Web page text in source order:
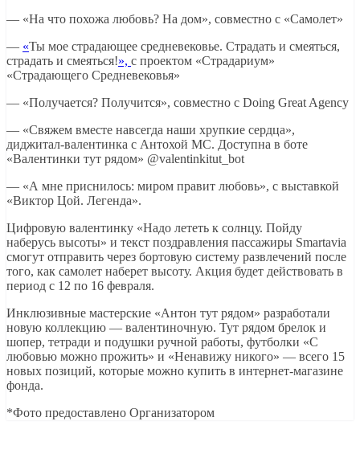
— «На что похожа любовь? На дом», совместно с «Самолет»
— «Ты мое страдающее средневековье. Страдать и смеяться,
страдать и смеяться!», с проектом «Страдариум»
«Страдающего Средневековья»
— «Получается? Получится», совместно с Doing Great Agency
— «Свяжем вместе навсегда наши хрупкие сердца»,
диджитал-валентинка с Антохой МС. Доступна в боте
«Валентинки тут рядом» @valentinkitut_bot
— «А мне приснилось: миром правит любовь», с выставкой
«Виктор Цой. Легенда».
Цифровую валентинку «Надо лететь к солнцу. Пойду
наберусь высоты» и текст поздравления пассажиры Smartavia
смогут отправить через бортовую систему развлечений после
того, как самолет наберет высоту. Акция будет действовать в
период с 12 по 16 февраля.
Инклюзивные мастерские «Антон тут рядом» разработали
новую коллекцию — валентиночную. Тут рядом брелок и
шопер, тетради и подушки ручной работы, футболки «С
любовью можно прожить» и «Ненавижу никого» — всего 15
новых позиций, которые можно купить в интернет-магазине
фонда.
*Фото предоставлено Организатором